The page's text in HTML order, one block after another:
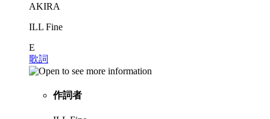
AKIRA
ILL Fine
E
歌詞
作詞者